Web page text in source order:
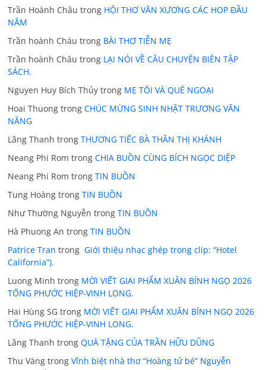
Trần Hoành Châu trong HỘI THƠ VĂN XƯƠNG CÁC HOP ĐẦU
NĂM
Trần hoành Cháu trong BÀI THƠ TIỄN MẸ
Trần hoành Châu trong LẠI NÓI VỀ CÂU CHUYỆN BIÊN TẬP
SÁCH.
Nguyen Huy Bích Thủy trong MẸ TÔI VÀ QUÊ NGOẠI
Hoai Thuong trongCHÚC MỪNG SINH NHẬT TRƯƠNG VĂN
NĂNG
Lãng Thanh trongTHƯƠNG TIẾC BÀ THÂN THỊ KHÁNH
Neang Phi Rom trongCHIA BUỒN CÙNG BÍCH NGỌC DIỆP
Neang Phi Rom trongTIN BUỒN
Tung Hoàng trongTIN BUỒN
Như Thường Nguyễn trongTIN BUỒN
Hà Phuong An trongTIN BUỒN
Patrice Tran trong Giới thiệu nhạc ghép trong clip: “Hotel
California”).
Luong Minh trong MỜI VIẾT GIAI PHẨM XUÂN BÍNH NGỌ 2026
TỐNG PHƯỚC HIỆP-VINH LONG.
Hai Hùng SG trong MỜI VIẾT GIAI PHẨM XUÂN BÍNH NGỌ 2026
TỐNG PHƯỚC HIỆP-VINH LONG.
Lãng Thanh trongQUÀ TẶNG CỦA TRẦN HỮU DŨNG
Thu Vàng trongVĩnh biệt nhà thơ “Hoàng tử bé” Nguyễn